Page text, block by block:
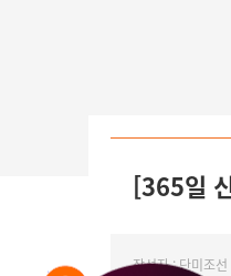
[365일
작성자 : 단미조선